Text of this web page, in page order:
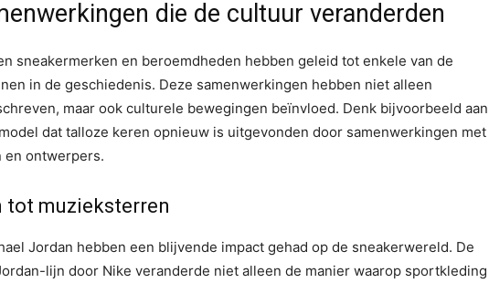
die de cultuur veranderden
sneakermerken en beroemdheden hebben geleid tot enkele van de
in de geschiedenis. Deze samenwerkingen hebben niet alleen
maar ook culturele bewegingen beïnvloed. Denk bijvoorbeeld aan
dat talloze keren opnieuw is uitgevonden door samenwerkingen met
ontwerpers.
tot muzieksterren
Jordan hebben een blijvende impact gehad op de sneakerwereld. De
lijn door Nike veranderde niet alleen de manier waarop sportkleding